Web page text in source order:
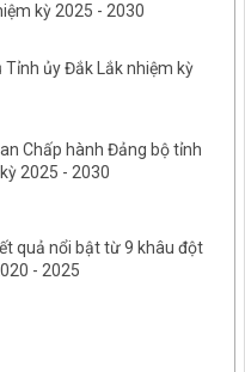
kỳ 2025 - 2030
Tỉnh ủy Đắk Lắk nhiệm kỳ
Chấp hành Đảng bộ tỉnh
2025 - 2030
quả nổi bật từ 9 khâu đột
- 2025